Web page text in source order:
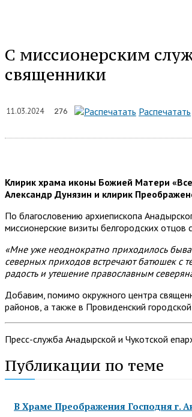
С миссионерским
священники
11.03.2024 276 Распечатать
Клирик храма иконы Божией Матери
Александр Дунязин и клирик
По благословению архиепископа
миссионерские визиты белгородских
«Мне уже неоднократно приходилось
северных приходов встречают батюшек с
радость и утешение православным
Добавим, помимо окружного центра
районов, а также в Провиденский городской
Пресс-служба Анадырской и Чукотской
Публикации по теме
В Храме Преображения Господня г.